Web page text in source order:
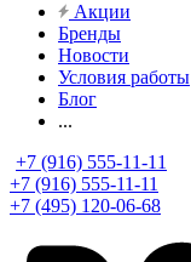
Акции
Бренды
Новости
Условия работы
Блог
...
+7 (916) 555-11-11
+7 (916) 555-11-11
+7 (495) 120-06-68